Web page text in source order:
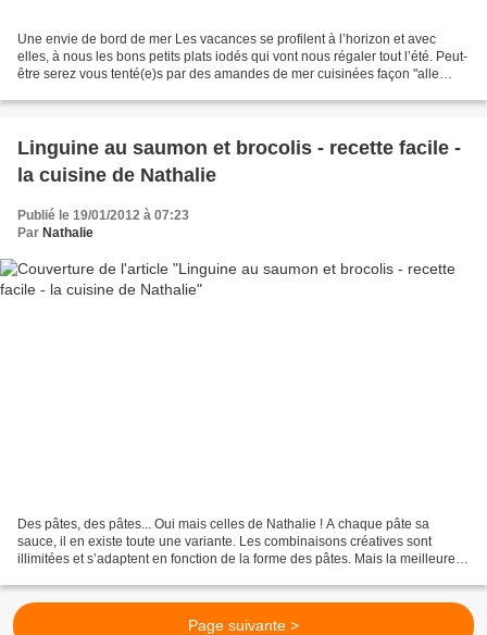
Une envie de bord de mer Les vacances se profilent à l’horizon et avec
elles, à nous les bons petits plats iodés qui vont nous régaler tout l’été. Peut-
être serez vous tenté(e)s par des amandes de mer cuisinées façon "alle
Linguine au saumon et brocolis - recette facile -
la cuisine de Nathalie
Publié le 19/01/2012 à 07:23
Par Nathalie
Des pâtes, des pâtes... Oui mais celles de Nathalie ! A chaque pâte sa
sauce, il en existe toute une variante. Les combinaisons créatives sont
illimitées et s’adaptent en fonction de la forme des pâtes. Mais la meilleure
Page suivante >